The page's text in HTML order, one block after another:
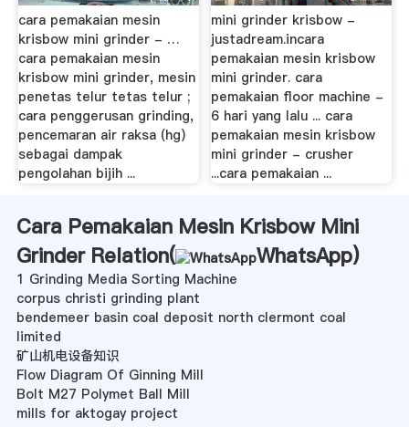
cara pemakaian mesin
krisbow mini grinder - …
cara pemakaian mesin
krisbow mini grinder, mesin
penetas telur tetas telur ;
cara penggerusan grinding,
pencemaran air raksa (hg)
sebagai dampak
pengolahan bijih ...
mini grinder krisbow -
justadream.incara
pemakaian mesin krisbow
mini grinder. cara
pemakaian floor machine -
6 hari yang lalu ... cara
pemakaian mesin krisbow
mini grinder - crusher
...cara pemakaian ...
Cara Pemakaian Mesin Krisbow Mini
Grinder Relation(
WhatsApp)
1 Grinding Media Sorting Machine
corpus christi grinding plant
bendemeer basin coal deposit north clermont coal
limited
矿山机电设备知识
Flow Diagram Of Ginning Mill
Bolt M27 Polymet Ball Mill
mills for aktogay project